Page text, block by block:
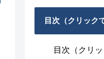
目次（クリック
目次（クリッ